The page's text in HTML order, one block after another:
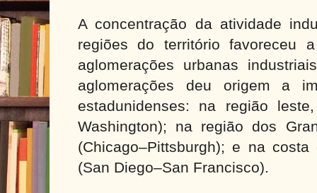
A concentração da atividade
regiões do território favoreceu
aglomerações urbanas
aglomerações deu origem a
estadunidenses: na região
Washington); na região dos
(Chicago–Pittsburgh); e na
(San Diego–San Francisco).